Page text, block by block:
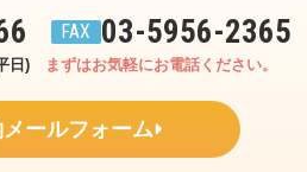
03-5956-2365
日) まずはお気軽にお電話ください。
ールフォーム